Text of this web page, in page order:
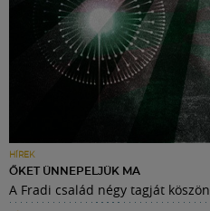
HÍREK
ŐKET ÜNNEPELJÜK MA
A Fradi család négy tagját